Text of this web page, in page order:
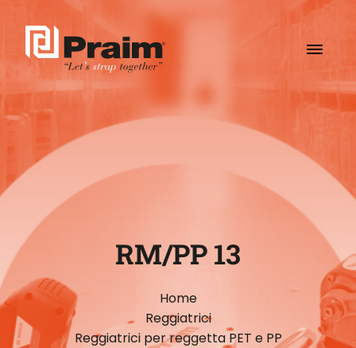
RM/PP 13
Home
Reggiatrici
Reggiatrici per reggetta PET e PP